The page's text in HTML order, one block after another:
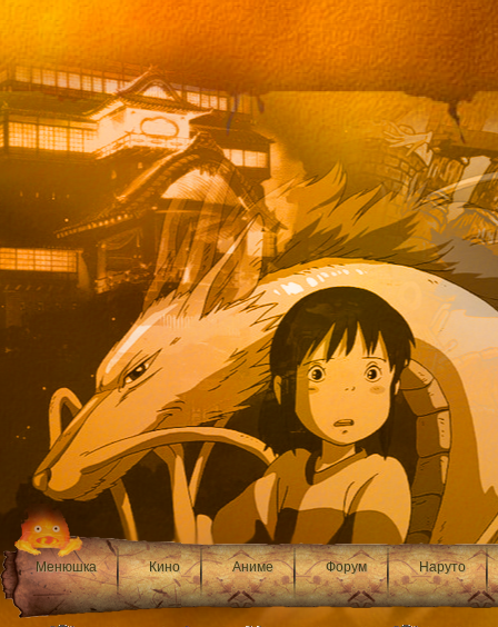
Менюшка Кино Аниме Форум Наруто